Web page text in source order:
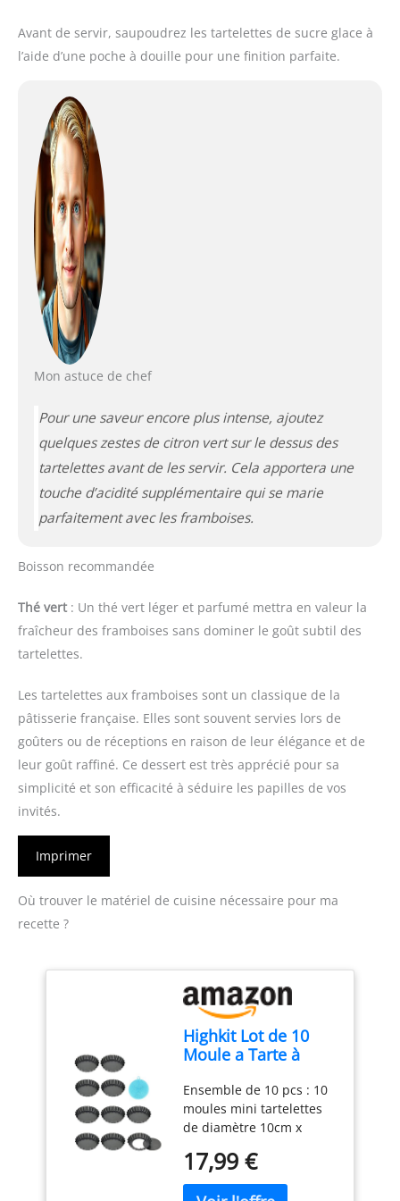
Avant de servir, saupoudrez les tartelettes de sucre glace à
l’aide d’une poche à douille pour une finition parfaite.
Mon astuce de chef
Pour une saveur encore plus intense, ajoutez
quelques zestes de citron vert sur le dessus des
tartelettes avant de les servir. Cela apportera une
touche d’acidité supplémentaire qui se marie
parfaitement avec les framboises.
Boisson recommandée
Thé vert : Un thé vert léger et parfumé mettra en valeur la
fraîcheur des framboises sans dominer le goût subtil des
tartelettes.
Les tartelettes aux framboises sont un classique de la
pâtisserie française. Elles sont souvent servies lors de
goûters ou de réceptions en raison de leur élégance et de
leur goût raffiné. Ce dessert est très apprécié pour sa
simplicité et son efficacité à séduire les papilles de vos
invités.
Imprimer
Où trouver le matériel de cuisine nécessaire pour ma
recette ?
Highkit Lot de 10
Moule a Tarte à
10 cm X10
Ensemble de 10 pcs : 10
moules mini tartelettes
de diamètre 10cm x
pour faire des tartes,
tartes hachées, tartes
17,99 €